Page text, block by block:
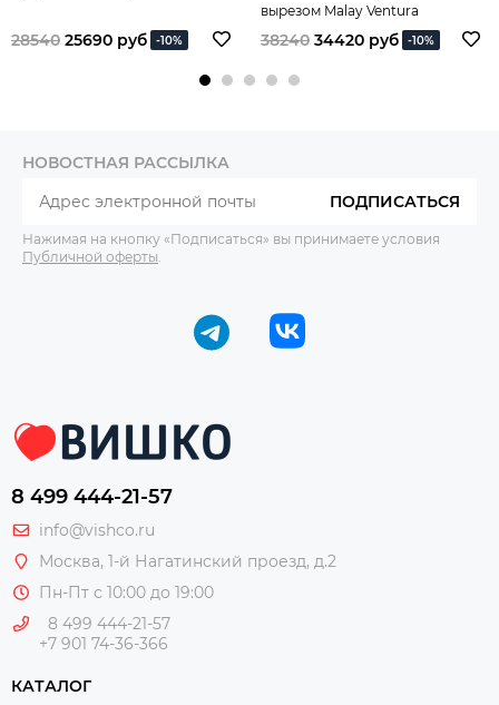
28540 25690 руб -10%
вырезом Malay Ventura
38240 34420 руб -10%
НОВОСТНАЯ РАССЫЛКА
ПОДПИСАТЬСЯ
Нажимая на кнопку «Подписаться» вы принимаете условия
Публичной оферты
8 499 444-21-57
info@vishco.ru
Москва, 1-й Нагатинский проезд, д.2
Пн-Пт с 10:00 до 19:00
8 499 444-21-57
+7 901 74-36-366
КАТАЛОГ